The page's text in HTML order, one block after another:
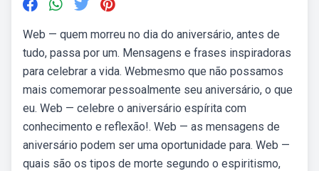
Web — quem morreu no dia do aniversário, antes de
tudo, passa por um. Mensagens e frases inspiradoras
para celebrar a vida. Webmesmo que não possamos
mais comemorar pessoalmente seu aniversário, o que
eu. Web — celebre o aniversário espírita com
conhecimento e reflexão!. Web — as mensagens de
aniversário podem ser uma oportunidade para. Web —
quais são os tipos de morte segundo o espiritismo,